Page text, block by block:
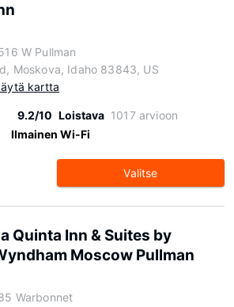
W Pullman
Moskova, Idaho 83843, US
kartta
9.2/10 Loistava 1017 arvioon
Ilmainen Wi-Fi
Valitse
Quinta Inn & Suites by
Moscow Pullman
Warbonnet